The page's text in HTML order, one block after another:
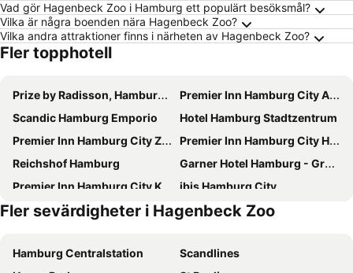
Vad gör Hagenbeck Zoo i Hamburg ett populärt besöksmål?
Vilka är några boenden nära Hagenbeck Zoo?
Vilka andra attraktioner finns i närheten av Hagenbeck Zoo?
Fler topphotell
Prize by Radisson, Hamburg-City
Premier Inn Hamburg City Alster
Scandic Hamburg Emporio
Hotel Hamburg Stadtzentrum
Premier Inn Hamburg City Zentrum
Premier Inn Hamburg City Hammerbrook
Reichshof Hamburg
Garner Hotel Hamburg - Graf Moltke
Premier Inn Hamburg City Klostertor
ibis Hamburg City
Le Méridien Hamburg
CAB20
Premier Inn Hamburg St. Pauli
MEININGER Hotel Hamburg City Center
Fler sevärdigheter i Hagenbeck Zoo
Hamburg Centralstation
Scandlines